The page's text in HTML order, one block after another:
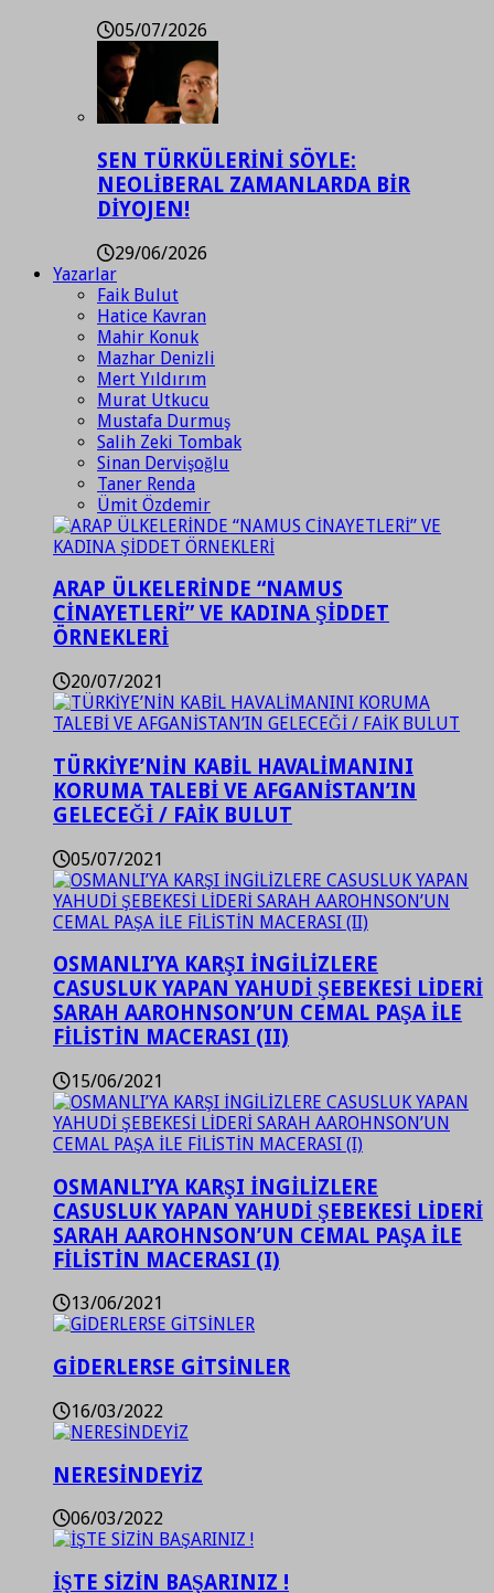
05/07/2026
SEN TÜRKÜLERİNİ SÖYLE:
NEOLİBERAL ZAMANLARDA BİR
DİYOJEN!
29/06/2026
Yazarlar
Faik Bulut
Hatice Kavran
Mahir Konuk
Mazhar Denizli
Mert Yıldırım
Murat Utkucu
Mustafa Durmuş
Salih Zeki Tombak
Sinan Dervişoğlu
Taner Renda
Ümit Özdemir
ARAP ÜLKELERİNDE “NAMUS
CİNAYETLERİ” VE KADINA ŞİDDET
ÖRNEKLERİ
20/07/2021
TÜRKİYE’NİN KABİL HAVALİMANINI
KORUMA TALEBİ VE AFGANİSTAN’IN
GELECEĞİ / FAİK BULUT
05/07/2021
OSMANLI’YA KARŞI İNGİLİZLERE
CASUSLUK YAPAN YAHUDİ ŞEBEKESİ LİDERİ
SARAH AAROHNSON’UN CEMAL PAŞA İLE
FİLİSTİN MACERASI (II)
15/06/2021
OSMANLI’YA KARŞI İNGİLİZLERE
CASUSLUK YAPAN YAHUDİ ŞEBEKESİ LİDERİ
SARAH AAROHNSON’UN CEMAL PAŞA İLE
FİLİSTİN MACERASI (I)
13/06/2021
GİDERLERSE GİTSİNLER
16/03/2022
NERESİNDEYİZ
06/03/2022
İŞTE SİZİN BAŞARINIZ !